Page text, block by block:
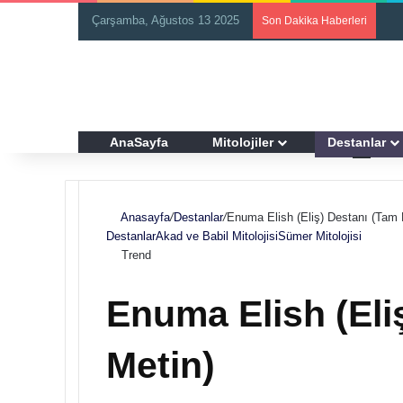
Çarşamba, Ağustos 13 2025 Son Dakika Haberleri
AnaSayfa Mitolojiler Destanlar
Anasayfa/Destanlar/Enuma Elish (Eliş) Destanı (Tam
DestanlarAkad ve Babil MitolojisiSümer Mitolojisi
Trend
Enuma Elish
Metin)